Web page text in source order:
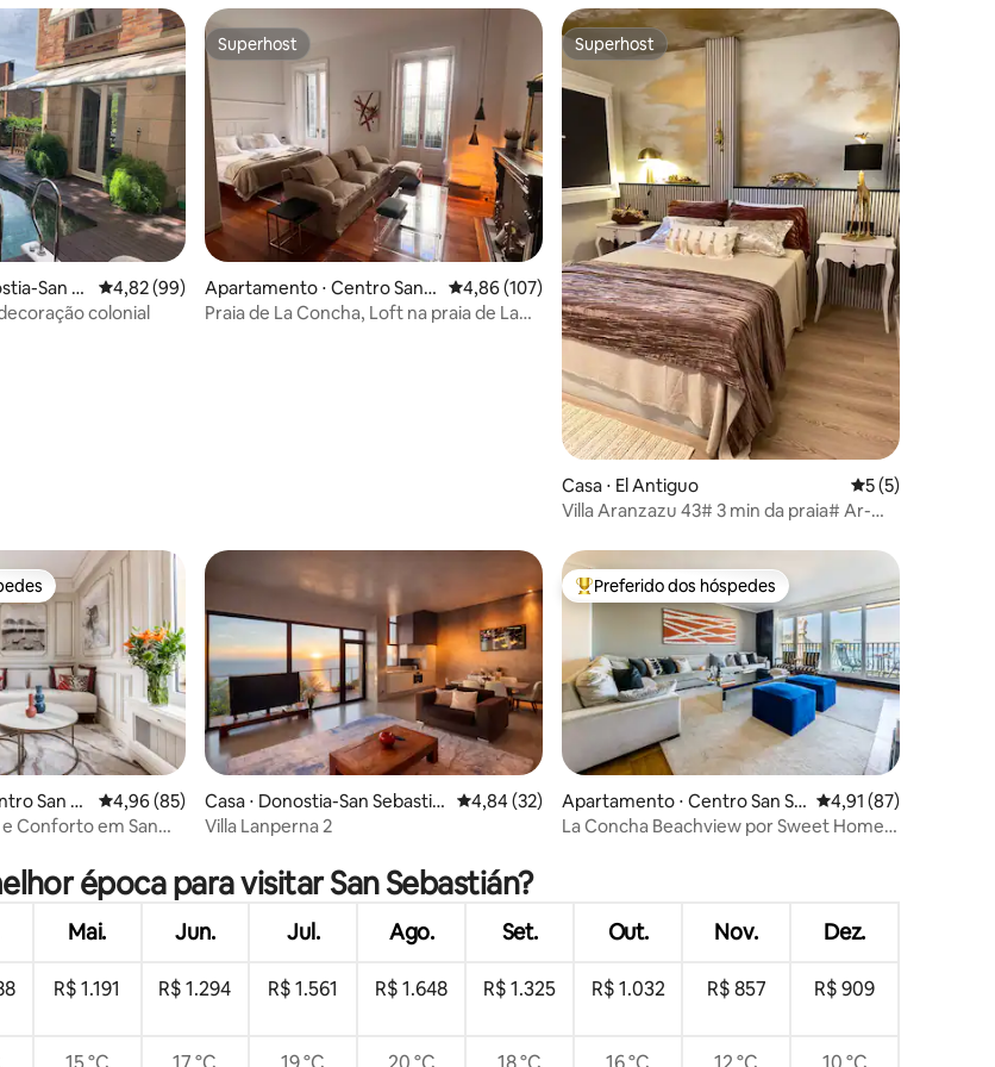
73 avaliações
San S
4,82 de uma avaliação média de 5, 99 avaliações
4,82 (99)
colonial
Superhost
Superhost
Apartamento ⋅ Centro San S
ebastián
4,86 de uma avaliação média de 5, 107 avaliações
4,86 (107)
Praia de La Concha, Loft na praia de La
Superhost
Superhost
Casa ⋅ El Antiguo 5 de uma
5 (5)
Villa Aranzazu 43# 3 min da praia# Ar-
242 avaliações
San S
4,96 de uma avaliação média de 5, 85 avaliações
4,96 (85)
Conforto em San
Casa ⋅ Donostia-San Sebastia
n
4,84 de uma avaliação média de 5, 32 avaliações
4,84 (32)
Villa Lanperna 2
Entre os melhores preferidos dos hóspedes
Preferido dos hóspedes
Apartamento ⋅ Centro San Se
bastián
4,91 de uma
4,91 (87)
La Concha Beachview por Sweet Home
época para visitar San Sebastián?
Mai. Jun. Jul. Ago. Set. Out. Nov. Dez.
R$ 1.191 R$ 1.294 R$ 1.561 R$ 1.648 R$ 1.325 R$ 1.032 R$ 857 R$ 909